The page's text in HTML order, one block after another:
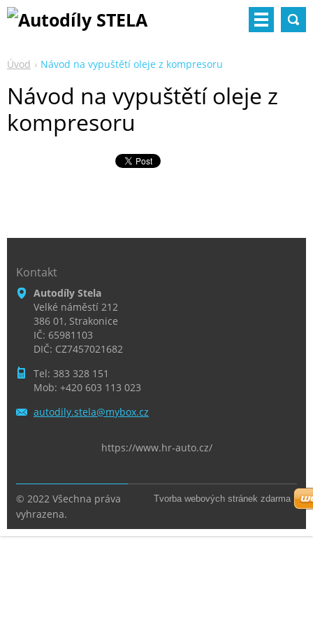
Úvod Návod na vypuštětí oleje z kompresoru
Návod na vypuštětí oleje z
kompresoru
Kontakt
Autodíly Stela
Velké náměstí 212
386 01, Strakonice
IČ: 65981103
DIČ: CZ7457021682
Tel: 383 328 151
Mob: +420 603 113 023
autodily.stela@mybox.cz
https://www.hr-auto.cz/
© 2022 Všechna práva
vyhrazena.
Tvorba webových stránek zdarma